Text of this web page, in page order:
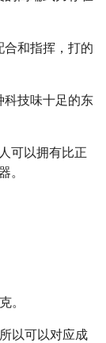
和指挥，打的
科技味十足的东
可以拥有比正
。
。
以可以对应成